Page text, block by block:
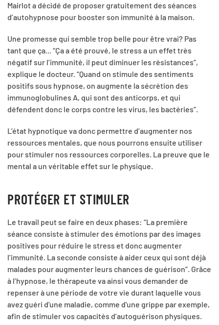
Mairlot a décidé de proposer gratuitement des séances
d’autohypnose pour booster son immunité à la maison.
Une promesse qui semble trop belle pour être vrai? Pas
tant que ça... “Ça a été prouvé, le stress a un effet très
négatif sur l’immunité, il peut diminuer les résistances”,
explique le docteur. “Quand on stimule des sentiments
positifs sous hypnose, on augmente la sécrétion des
immunoglobulines A, qui sont des anticorps, et qui
défendent donc le corps contre les virus, les bactéries”.
L’état hypnotique va donc permettre d’augmenter nos
ressources mentales, que nous pourrons ensuite utiliser
pour stimuler nos ressources corporelles. La preuve que le
mental a un véritable effet sur le physique.
PROTÉGER ET STIMULER
Le travail peut se faire en deux phases: “La première
séance consiste à stimuler des émotions par des images
positives pour réduire le stress et donc augmenter
l’immunité. La seconde consiste à aider ceux qui sont déjà
malades pour augmenter leurs chances de guérison”. Grâce
à l’hypnose, le thérapeute va ainsi vous demander de
repenser à une période de votre vie durant laquelle vous
avez guéri d'une maladie, comme d'une grippe par exemple,
afin de stimuler vos capacités d’autoguérison physiques.